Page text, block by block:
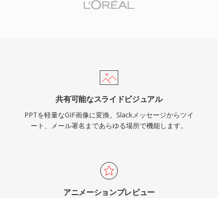
共有可能なスライドビジュアル
PPTを軽量なGIF画像に変換。Slackメッセージからツイ
ート、メール署名まであらゆる場所で機能します。
アニメーションプレビュー